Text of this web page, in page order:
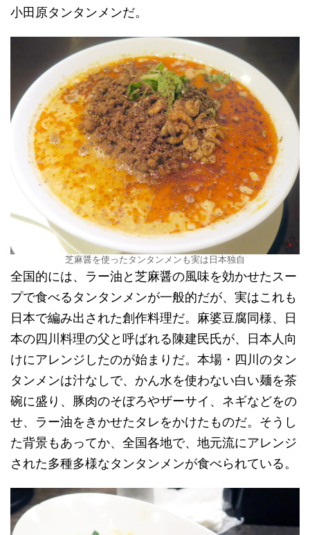
小田原タンタンメンだ。
芝麻醤を使ったタンタンメンも実は日本独自
全国的には、ラー油と芝麻醤の風味を効かせたスー
プで食べるタンタンメンが一般的だが、実はこれも
日本で編み出された創作料理だ。麻婆豆腐同様、日
本の四川料理の父と呼ばれる陳建民氏が、日本人向
けにアレンジしたのが始まりだ。本場・四川のタン
タンメンは汁なしで、かん水を使わない白い麺を茶
碗に盛り、豚肉のそぼろやザーサイ、ネギなどをの
せ、ラー油をきかせたタレをかけたものだ。そうし
た背景もあってか、全国各地で、地元流にアレンジ
された多種多様なタンタンメンが食べられている。